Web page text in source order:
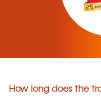
How long does the